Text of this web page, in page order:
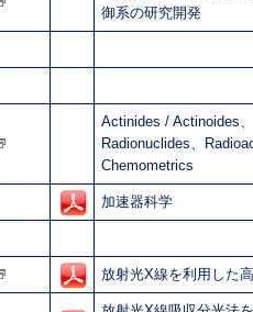
御系の研究開発
Actinides / Actinoides
Radionuclides、
Chemometrics
加速器科学
放射光X線を利用した